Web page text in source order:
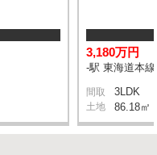
3,180万円
-駅 東海道本
間取 3LDK
土地 86.18㎡